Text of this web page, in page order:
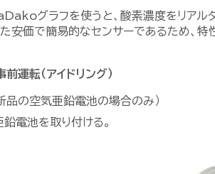
グラフを使うと、酸素濃度をリアル
安価で簡易的なセンサーであるため、特
転（アイドリング）
品の空気亜鉛電池の場合のみ）
電池を取り付ける。